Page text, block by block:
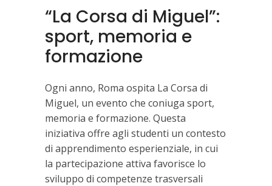
“La Corsa di Miguel”:
sport, memoria e
formazione
Ogni anno, Roma ospita La Corsa di
Miguel, un evento che coniuga sport,
memoria e formazione. Questa
iniziativa offre agli studenti un contesto
di apprendimento esperienziale, in cui
la partecipazione attiva favorisce lo
sviluppo di competenze trasversali